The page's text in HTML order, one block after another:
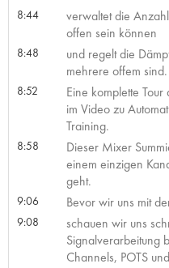
8:44
verwaltet die
offen sein können
8:48
und regelt die
mehrere offem sind.
8:52
Eine komplette
im Video zu
Training.
8:58
Dieser Mixer
einem einzigen
geht.
9:06 Bevor wir uns mit
9:08
schauen wir uns
Signalverarbeitung
Channels, POTS